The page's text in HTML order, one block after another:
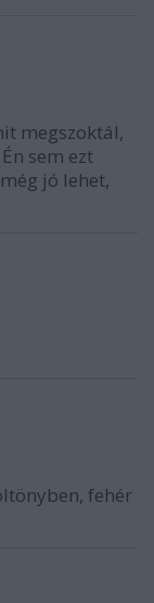
megszoktál,
sem ezt
jó lehet,
fehér